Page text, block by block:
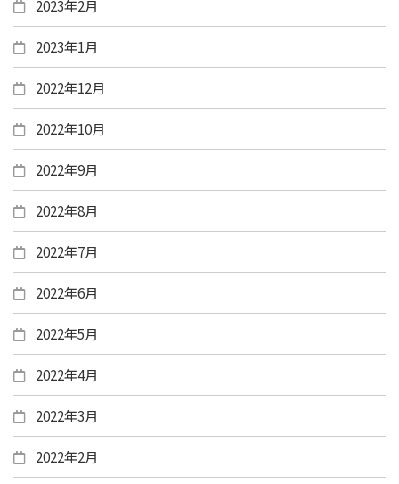
2023年2月
2023年1月
2022年12月
2022年10月
2022年9月
2022年8月
2022年7月
2022年6月
2022年5月
2022年4月
2022年3月
2022年2月